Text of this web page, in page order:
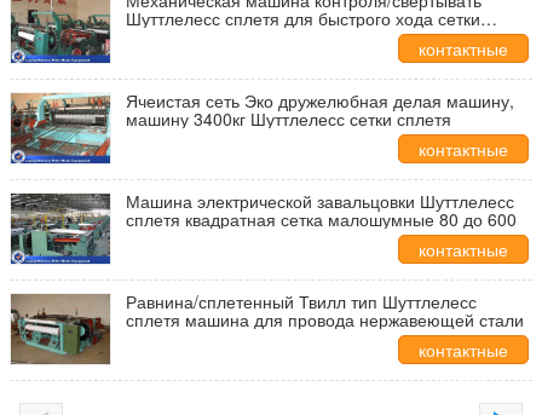
Шуттлелесс сплетя для быстрого хода сетки
контактные
данные
Ячеистая сеть Эко дружелюбная делая машину,
машину 3400кг Шуттлелесс сетки сплетя
контактные
данные
Машина электрической завальцовки Шуттлелесс
сплетя квадратная сетка малошумные 80 до 600
контактные
данные
Равнина/сплетенный Твилл тип Шуттлелесс
сплетя машина для провода нержавеющей стали
контактные
данные